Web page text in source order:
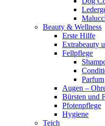
Beauty & Wellness
Erste Hilfe
Extrabeauty
Fellpflege
Parfum
Augen –
Bürsten und
Pfotenpflege
Hygiene
Teich